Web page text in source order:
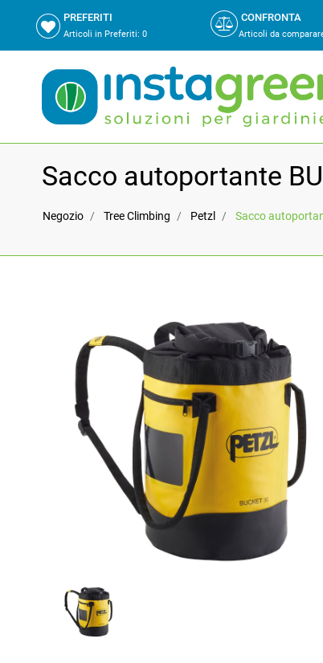
PREFERITI
Articoli in Preferiti: 0
CONFRONTA
Articoli da
Sacco autoportante
Negozio Tree Climbing Petzl Sacco